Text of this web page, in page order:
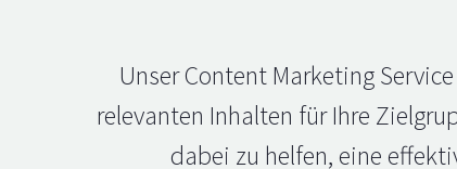
Unser Content Marketing
relevanten Inhalten für Ihre
dabei zu helfen, eine